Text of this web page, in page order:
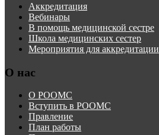
Аккредитация
Вебинары
В помощь медицинской сестре
Школа медицинских сестер
Мероприятия для аккредитации
О нас
О РООМС
Вступить в РООМС
Правление
План работы